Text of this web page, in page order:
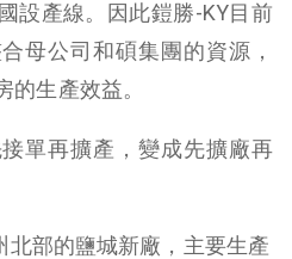
設產線。因此鎧勝-KY目前
母公司和碩集團的資源，
的生產效益。
單再擴產，變成先擴廠再
北部的鹽城新廠，主要生產